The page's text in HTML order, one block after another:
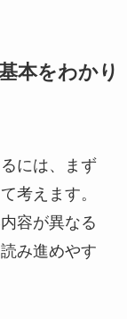
本をわかり
には、まず
考えます。
容が異なる
み進めやす